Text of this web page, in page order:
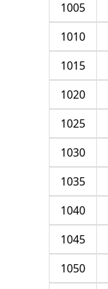
1005
1010
1015
1020
1025
1030
1035
1040
1045
1050